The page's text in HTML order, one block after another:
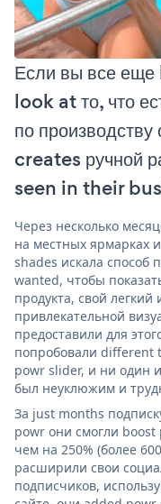
Если вы все
look at то, что
по
creates ручной
seen in their
Через несколько
на местных ярмарках
shades искала способ
wanted, чтобы
продукта, свой
привлекательной
предоставили для
попробовали
powr slider, и ни один
был неуклюжим и
За just months
powr они смогли
чем на 250% (более
расширили свои
подписчиков,